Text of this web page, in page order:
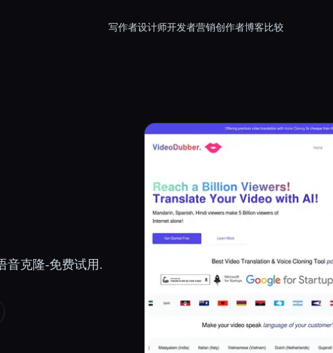
写作者设计师开发者营销创作者博客 比较
音克隆-免费试用.